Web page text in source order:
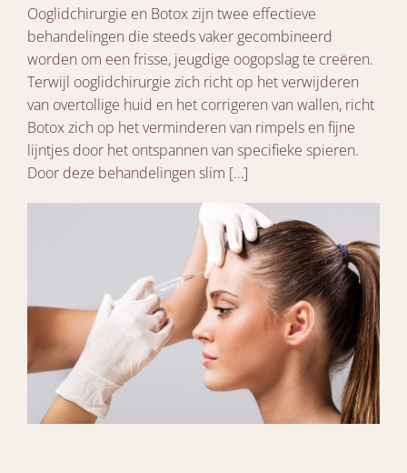
Ooglidchirurgie en Botox zijn twee effectieve
behandelingen die steeds vaker gecombineerd
worden om een frisse, jeugdige oogopslag te creëren.
Terwijl ooglidchirurgie zich richt op het verwijderen
van overtollige huid en het corrigeren van wallen, richt
Botox zich op het verminderen van rimpels en fijne
lijntjes door het ontspannen van specifieke spieren.
Door deze behandelingen slim […]